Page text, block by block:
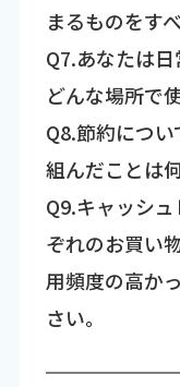
まるものをす
Q7.あなたは
どんな場所で
Q8.節約につ
組んだことは
Q9.キャッシ
ぞれのお買い
用頻度の高か
さい。